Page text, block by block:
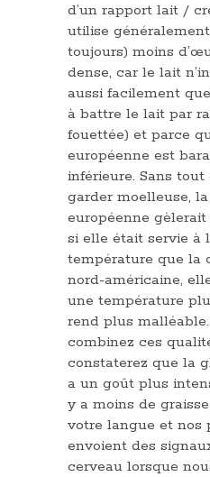
d’un rapport lait /
utilise
toujours) moins
dense, car le lait
aussi facilement
à battre le lait par
fouettée) et parce
européenne est
inférieure. Sans
garder moelleuse,
européenne
si elle était servie à
température que la
nord-américaine,
une température
rend plus
combinez ces
constaterez que la
a un goût plus
y a moins de
votre langue et nos
envoient des
cerveau lorsque